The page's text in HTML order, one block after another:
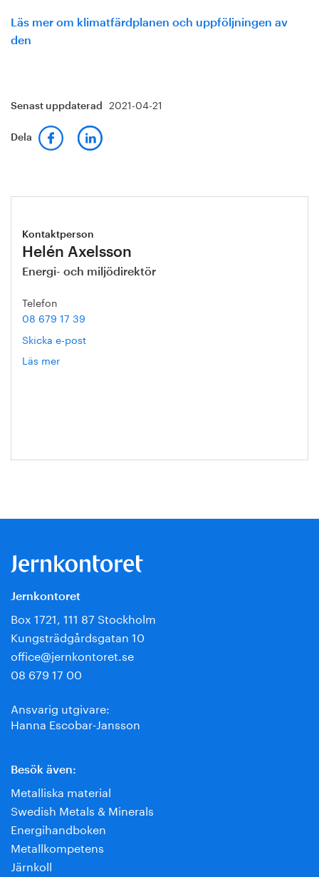
Läs mer om klimatfärdplanen och uppföljningen av
den
Senast uppdaterad 2021-04-21
Dela
Kontaktperson
Helén Axelsson
Energi- och miljödirektör
Telefon
08 679 17 39
Skicka e-post
Läs mer
Jernkontoret
Box 1721, 111 87 Stockholm
Kungsträdgårdsgatan 10
office@jernkontoret.se
08 679 17 00
Ansvarig utgivare:
Hanna Escobar-Jansson
Besök även:
Metalliska material
Swedish Metals & Minerals
Energihandboken
Metallkompetens
Järnkoll